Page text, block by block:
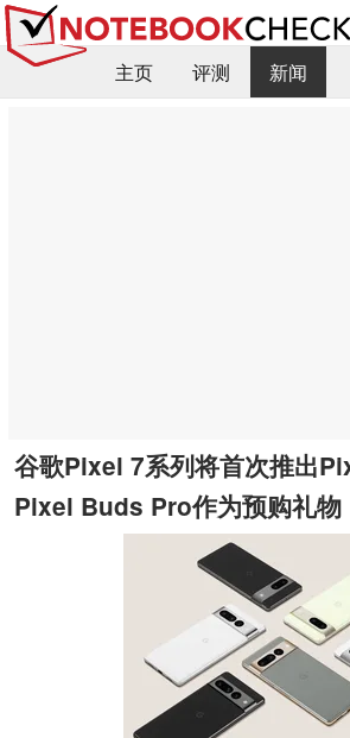
主页 评测
新闻
谷歌Pixel 7系列将首次推出
Pixel Buds Pro作为预购礼物